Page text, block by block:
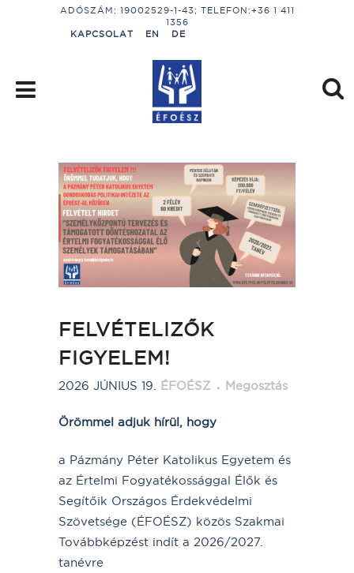
ADÓSZÁM: 19002529-1-43; TELEFON:+36 1 411
1356
KAPCSOLAT
EN DE
FELVÉTELIZŐK
FIGYELEM!
2026 JÚNIUS 19. ÉFOÉSZ Megosztás
Örömmel adjuk hírül, hogy
a Pázmány Péter Katolikus Egyetem és
az Értelmi Fogyatékossággal Élők és
Segítőik Országos Érdekvédelmi
Szövetsége (ÉFOÉSZ) közös Szakmai
Továbbképzést indít a 2026/2027.
tanévre